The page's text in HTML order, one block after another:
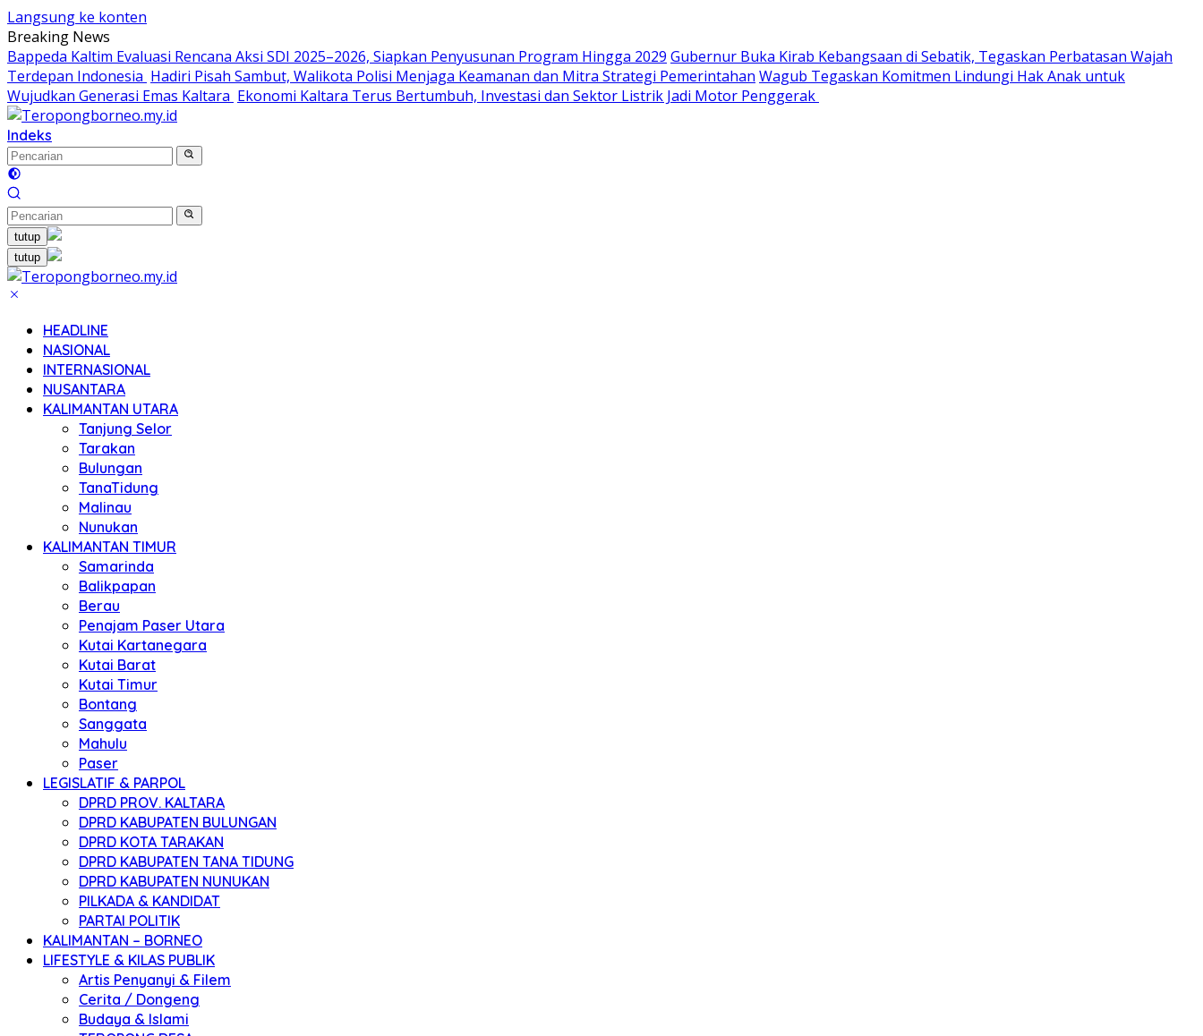
Langsung ke konten
Breaking News
Bappeda Kaltim Evaluasi Rencana Aksi SDI 2025–2026, Siapkan Penyusunan Program Hingga 2029 Gubernur Buka Kirab Kebangsaan di Sebatik, Tegaskan Perbatasan Wajah
Terdepan Indonesia Hadiri Pisah Sambut, Walikota Polisi Menjaga Keamanan dan Mitra Strategi Pemerintahan Wagub Tegaskan Komitmen Lindungi Hak Anak untuk
Wujudkan Generasi Emas Kaltara Ekonomi Kaltara Terus Bertumbuh, Investasi dan Sektor Listrik Jadi Motor Penggerak
Indeks
tutup
tutup
HEADLINE
NASIONAL
INTERNASIONAL
NUSANTARA
KALIMANTAN UTARA
Tanjung Selor
Tarakan
Bulungan
TanaTidung
Malinau
Nunukan
KALIMANTAN TIMUR
Samarinda
Balikpapan
Berau
Penajam Paser Utara
Kutai Kartanegara
Kutai Barat
Kutai Timur
Bontang
Sanggata
Mahulu
Paser
LEGISLATIF & PARPOL
DPRD PROV. KALTARA
DPRD KABUPATEN BULUNGAN
DPRD KOTA TARAKAN
DPRD KABUPATEN TANA TIDUNG
DPRD KABUPATEN NUNUKAN
PILKADA & KANDIDAT
PARTAI POLITIK
KALIMANTAN – BORNEO
LIFESTYLE & KILAS PUBLIK
Artis Penyanyi & Filem
Cerita / Dongeng
Budaya & Islami